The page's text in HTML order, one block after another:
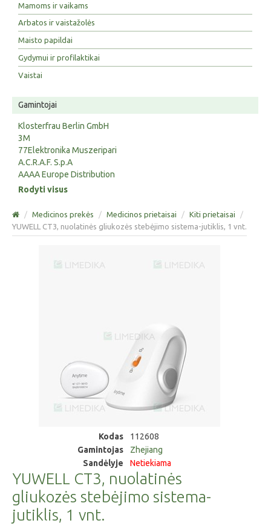
Mamoms ir vaikams
Arbatos ir vaistažolės
Maisto papildai
Gydymui ir profilaktikai
Vaistai
Gamintojai
Klosterfrau Berlin GmbH
3M
77Elektronika Muszeripari
A.C.R.A.F. S.p.A
AAAA Europe Distribution
Rodyti visus
/ Medicinos prekės / Medicinos prietaisai / Kiti prietaisai
/
YUWELL CT3, nuolatinės gliukozės stebėjimo sistema-jutiklis, 1 vnt.
Kodas
112608
Gamintojas
Zhejiang
Sandėlyje
Netiekiama
YUWELL CT3, nuolatinės
gliukozės stebėjimo sistema-
jutiklis, 1 vnt.